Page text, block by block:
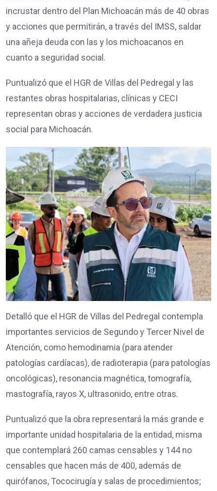
incrustar dentro del Plan Michoacán más de 40 obras
y acciones que permitirán, a través del IMSS, saldar
una añeja deuda con las y los michoacanos en
cuanto a seguridad social.
Puntualizó que el HGR de Villas del Pedregal y las
restantes obras hospitalarias, clínicas y CECI
representan obras y acciones de verdadera justicia
social para Michoacán.
Detalló que el HGR de Villas del Pedregal contempla
importantes servicios de Segundo y Tercer Nivel de
Atención, como hemodinamia (para atender
patologías cardíacas), de radioterapia (para patologías
oncológicas), resonancia magnética, tomografía,
mastografía, rayos X, ultrasonido, entre otras.
Puntualizó que la obra representará la más grande e
importante unidad hospitalaria de la entidad, misma
que contemplará 260 camas censables y 144 no
censables que hacen más de 400, además de
quirófanos, Tococirugía y salas de procedimientos;